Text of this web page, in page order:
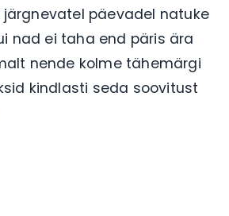
päevadel natuke
nad ei taha end päris ära
nende kolme tähemärgi
kindlasti seda soovitust